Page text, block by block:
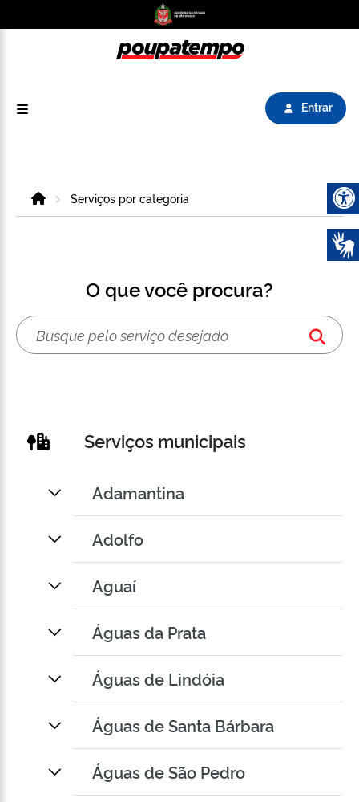
Entrar
HomeServiços por categoria
O que você procura?
Serviços municipais
Adamantina
Adolfo
Aguaí
Águas da Prata
Águas de Lindóia
Águas de Santa Bárbara
Águas de São Pedro